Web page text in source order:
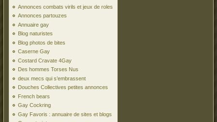
Annonces combats virils et jeux de roles
Annonces partouzes
Annuaire gay
Blog naturistes
Blog photos de bites
Caserne Gay
Costard Cravate 4Gay
Des hommes Torses Nus
deux mecs qui s’embrassent
Douches Collectives petites annonces
French bears
Gay Cockring
Gay Favoris : annuaire de sites et blogs